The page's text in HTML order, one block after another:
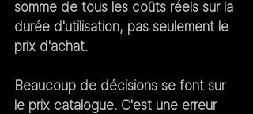
somme de tous les coûts réels sur la
durée d'utilisation, pas seulement le
prix d'achat.
Beaucoup de décisions se font sur
le prix catalogue. C'est une erreur